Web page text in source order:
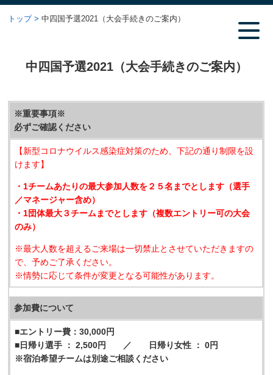
トップ 中四国予選2021（大会手続きのご案内）
中四国予選2021（大会手続きのご案内）
※重要事項※
必ずご確認ください
【新型コロナウイルス感染症対策のため、下記の通り制限を設
けます】
・1チームあたりの最大参加人数を２５名までとします（選手
／マネージャー含め）
・1団体最大３チームまでとします（複数エントリー可の大会
のみ）
※最大人数を超えるご来場は一切禁止とさせていただきますの
で、予めご了承ください。
※情勢に応じて条件が変更となる可能性があります。
参加費について
■エントリー費：30,000円
■日帰り選手 ： 2,500円 ／ 日帰り女性 ： 0円
※宿泊希望チームは別途ご相談ください